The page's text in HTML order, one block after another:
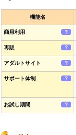
機能名
商用利用 ？
再販 ？
アダルトサイト ？
サポート体制 ？
お試し期間 ？